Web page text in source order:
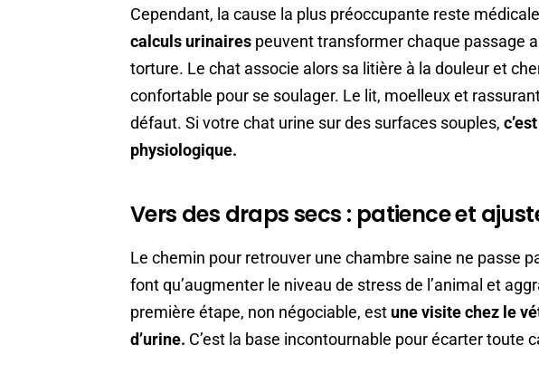
Cependant, la cause la plus préoccupante reste
calculs urinaires peuvent transformer chaque passage
torture. Le chat associe alors sa litière à la douleur et
confortable pour se soulager. Le lit, moelleux et
défaut. Si votre chat urine sur des surfaces souples,
physiologique.
Vers des draps secs : patience et
Le chemin pour retrouver une chambre saine ne passe
font qu’augmenter le niveau de stress de l’animal et
première étape, non négociable, est une visite chez le
d’urine. C’est la base incontournable pour écarter toute